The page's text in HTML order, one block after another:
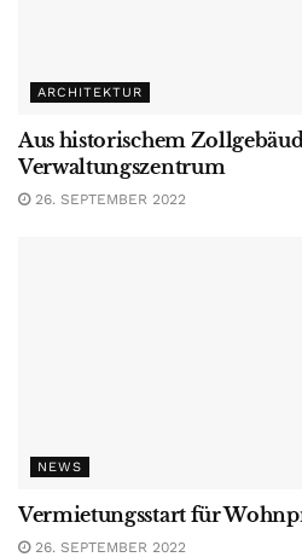
ARCHITEKTUR
Aus historischem
Verwaltungszentrum
26. SEPTEMBER 2022
NEWS
Vermietungsstart für
26. SEPTEMBER 2022